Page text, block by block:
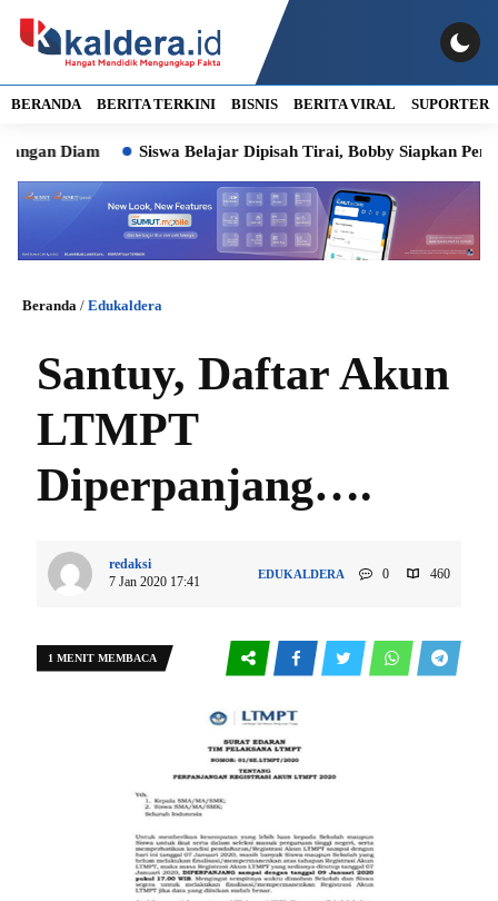
BERANDA BERITA TERKINI BISNIS BERITA VIRAL SUPORTER
Diam Siswa Belajar Dipisah Tirai, Bobby Siapkan
Beranda / Edukaldera
Santuy, Daftar Akun
LTMPT
Diperpanjang….
redaksi
7 Jan 2020 17:41
EDUKALDERA 0 460
1 MENIT MEMBACA